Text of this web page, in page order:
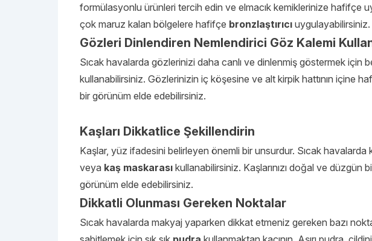
formülasyonlu ürünleri tercih edin ve elmacık kemiklerinize hafifçe
çok maruz kalan bölgelere hafifçe bronzlaştırıcı uygulayabilirsiniz.
Gözleri Dinlendiren Nemlendirici Göz Kalemi
Sıcak havalarda gözlerinizi daha canlı ve dinlenmiş göstermek için
kullanabilirsiniz. Gözlerinizin iç köşesine ve alt kirpik hattının içine
bir görünüm elde edebilirsiniz.
Kaşları Dikkatlice Şekillendirin
Kaşlar, yüz ifadesini belirleyen önemli bir unsurdur. Sıcak havalarda
veya kaş maskarası kullanabilirsiniz. Kaşlarınızı doğal ve düzgün
görünüm elde edebilirsiniz.
Dikkatli Olunması Gereken Noktalar
Sıcak havalarda makyaj yaparken dikkat etmeniz gereken bazı